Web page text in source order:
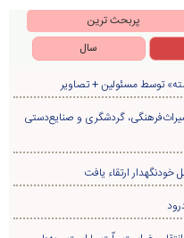
حجت الاسلام میثم میرزایی